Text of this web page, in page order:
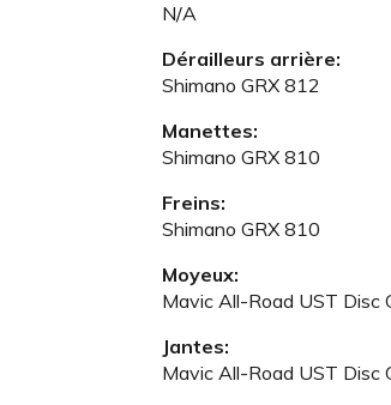
N/A
Dérailleurs arrière:
Shimano GRX 812
Manettes:
Shimano GRX 810
Freins:
Shimano GRX 810
Moyeux:
Mavic All-Road UST Disc
Jantes:
Mavic All-Road UST Disc